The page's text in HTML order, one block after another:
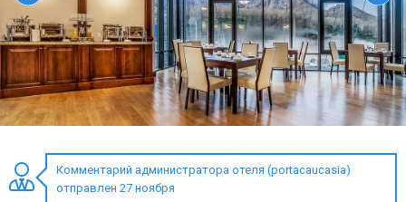
Комментарий администратора отеля (portacaucasia)
отправлен 27 ноября
Дети в Гудаури
Развлечения
Календарь событий
Гудаури
INFO